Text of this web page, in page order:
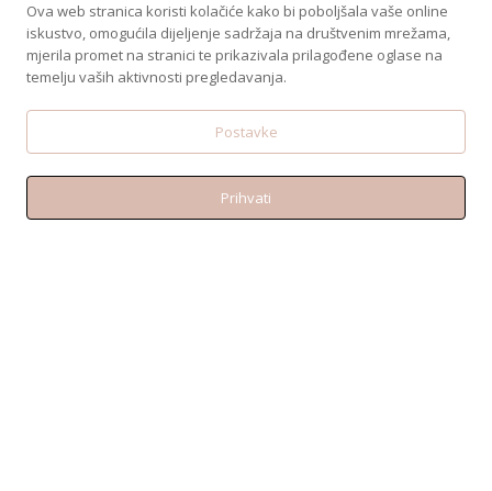
KONTAKT
Telefon:+38595 370 1487
Email: shop@amen.hr
PORTANOVA: Svilajska ul. 31A, 31000, Osijek
Ova web stranica koristi kolačiće kako bi poboljšala vaše online
iskustvo, omogućila dijeljenje sadržaja na društvenim mrežama,
mjerila promet na stranici te prikazivala prilagođene oglase na
temelju vaših aktivnosti pregledavanja.
Postavke
Prihvati